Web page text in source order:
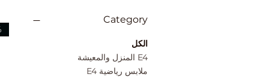
Category
الكل
E4 المنزل والمعيشة
ملابس رياضية E4